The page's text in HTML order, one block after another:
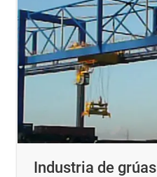
Industria de grúas